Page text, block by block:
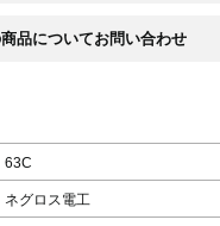
63C
ネグロス電工